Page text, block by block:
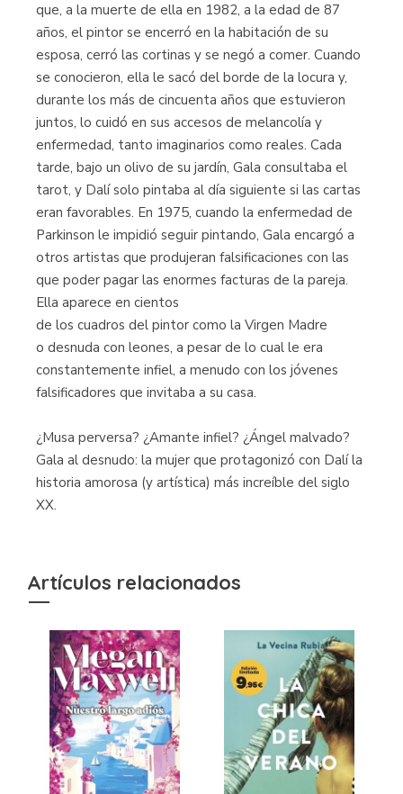
que, a la muerte de ella en 1982, a la edad de 87
años, el pintor se encerró en la habitación de su
esposa, cerró las cortinas y se negó a comer. Cuando
se conocieron, ella le sacó del borde de la locura y,
durante los más de cincuenta años que estuvieron
juntos, lo cuidó en sus accesos de melancolía y
enfermedad, tanto imaginarios como reales. Cada
tarde, bajo un olivo de su jardín, Gala consultaba el
tarot, y Dalí solo pintaba al día siguiente si las cartas
eran favorables. En 1975, cuando la enfermedad de
Parkinson le impidió seguir pintando, Gala encargó a
otros artistas que produjeran falsificaciones con las
que poder pagar las enormes facturas de la pareja.
Ella aparece en cientos
de los cuadros del pintor como la Virgen Madre
o desnuda con leones, a pesar de lo cual le era
constantemente infiel, a menudo con los jóvenes
falsificadores que invitaba a su casa.
¿Musa perversa? ¿Amante infiel? ¿Ángel malvado?
Gala al desnudo: la mujer que protagonizó con Dalí la
historia amorosa (y artística) más increíble del siglo
XX.
Artículos relacionados